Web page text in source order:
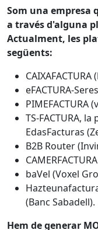
Som una empresa
a través d'alguna
Actualment, les
següents:
CAIXAFACTURA
eFACTURA-
PIMEFACTURA
TS-FACTURA,
EdasFacturas
B2B Router
baVel (Voxel
(Banc Sabadell).
Hem de generar